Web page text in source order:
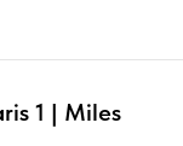
1 | Miles